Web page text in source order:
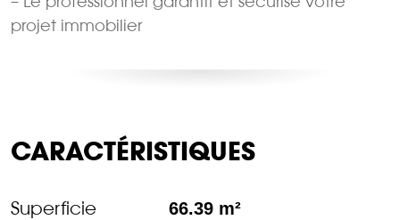
projet immobilier
CARACTÉRISTIQUES
Superficie 66.39 m²